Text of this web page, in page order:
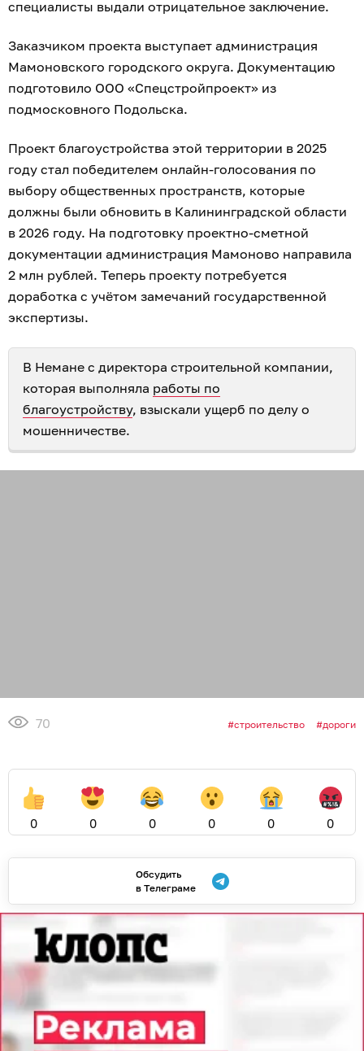
специалисты выдали отрицательное заключение.
Заказчиком проекта выступает администрация
Мамоновского городского округа. Документацию
подготовило ООО «Спецстройпроект» из
подмосковного Подольска.
Проект благоустройства этой территории в 2025
году стал победителем онлайн-голосования по
выбору общественных пространств, которые
должны были обновить в Калининградской области
в 2026 году. На подготовку проектно-сметной
документации администрация Мамоново направила
2 млн рублей. Теперь проекту потребуется
доработка с учётом замечаний государственной
экспертизы.
В Немане с директора строительной компании,
которая выполняла работы по
благоустройству, взыскали ущерб по делу о
мошенничестве.
70 строительство дороги
0 0 0 0 0 0
Обсудить
в Телеграме